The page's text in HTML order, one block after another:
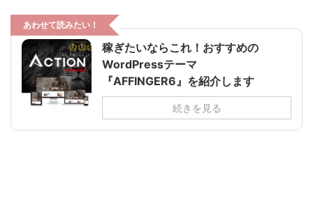
あわせて読みたい！
稼ぎたいならこれ！おすすめの
WordPressテーマ
『AFFINGER6』を紹介します
続きを見る